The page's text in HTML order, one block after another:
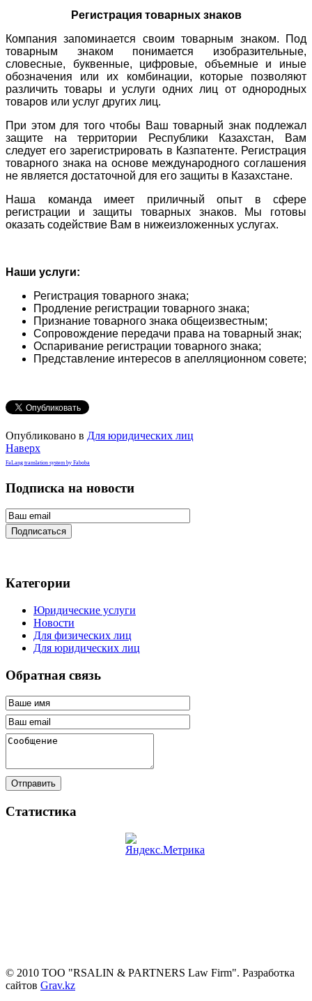
Регистрация товарных знаков
Компания запоминается своим товарным знаком. Под
товарным знаком понимается изобразительные,
словесные, буквенные, цифровые, объемные и иные
обозначения или их комбинации, которые позволяют
различить товары и услуги одних лиц от однородных
товаров или услуг других лиц.
При этом для того чтобы Ваш товарный знак подлежал
защите на территории Республики Казахстан, Вам
следует его зарегистрировать в Казпатенте. Регистрация
товарного знака на основе международного соглашения
не является достаточной для его защиты в Казахстане.
Наша команда имеет приличный опыт в сфере
регистрации и защиты товарных знаков. Мы готовы
оказать содействие Вам в нижеизложенных услугах.
Наши услуги:
Регистрация товарного знака;
Продление регистрации товарного знака;
Признание товарного знака общеизвестным;
Сопровождение передачи права на товарный знак;
Оспаривание регистрации товарного знака;
Представление интересов в апелляционном совете;
Опубликовано в Для юридических лиц
Наверх
FaLang translation system by Faboba
Подписка на новости
Подписаться
Категории
Юридические услуги
Новости
Для физических лиц
Для юридических лиц
Обратная связь
Отправить
Статистика
© 2010 ТОО "RSALIN & PARTNERS Law Firm". Разработка
сайтов Grav.kz